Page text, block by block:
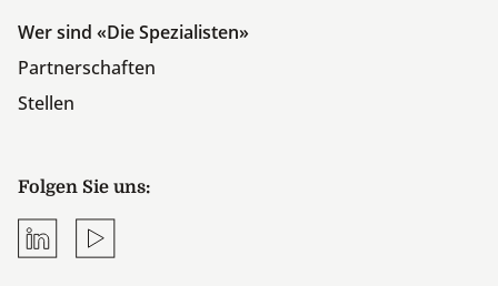
Wer sind «Die Spezialisten»
Partnerschaften
Stellen
Folgen Sie uns:
LinkedInYouTube